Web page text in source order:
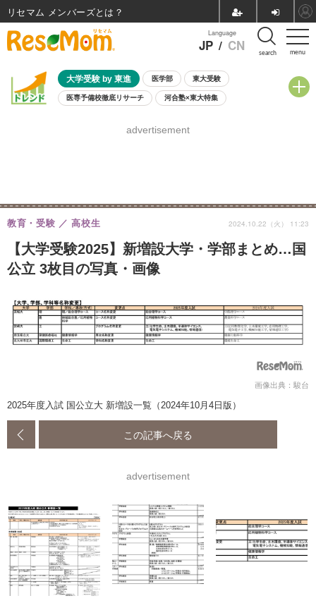
menu
Language
JP / CN search
大学受験 by 東進 医学部 東大受験
医専予備校徹底リサーチ 河合塾×東大特集
8月開催学校説明会・相談会
advertisement
【大学受験2025】新増設大学・学部まとめ…国
公立 3枚目の写真・画像
教育・受験 高校生 2024.10.22（火） 11:23
画像出典：駿台
2025年度入試 国公立大 新増設一覧（2024年10月4日版）
この記事へ戻る
advertisement
リセマム メンバーズ